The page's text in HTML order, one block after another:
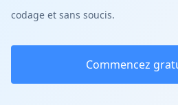
codage et sans soucis.
Commencez